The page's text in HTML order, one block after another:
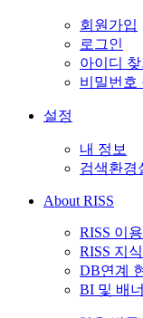
회원가입
로그인
아이디 찾
비밀번호
설정
내 정보
검색환경
About RISS
RISS 이
RISS 지
DB연계
BI 및 배